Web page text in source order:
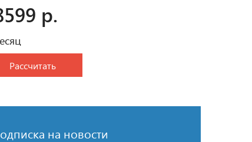
р.
Рассчитать
на новости